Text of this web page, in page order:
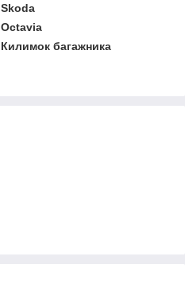
Skoda
Octavia
Килимок багажника